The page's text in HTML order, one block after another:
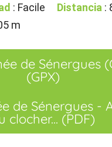
: Facile Distancia :
m
de Sénergues
(GPX)
de Sénergues -
clocher... (PDF)